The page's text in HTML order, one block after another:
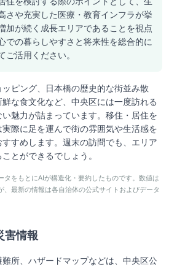
さや充実した医療・教育インフラが挙
加が続く成長エリアであることを視点
での暮らしやすさと将来性を総合的に
ご活用ください。
ピング、日本橋の歴史的な街並み散
な食文化など、中央区には一度訪れる
魅力が詰まっています。移住・居住を
際に足を運んで街の雰囲気や生活感を
すめします。週末の訪問でも、エリア
とができるでしょう。
タをもとにAIが構造化・要約したものです。数値は
、最新の情報は各自治体の公式サイトおよびデータ
害情報
所、ハザードマップなどは、 中央区公